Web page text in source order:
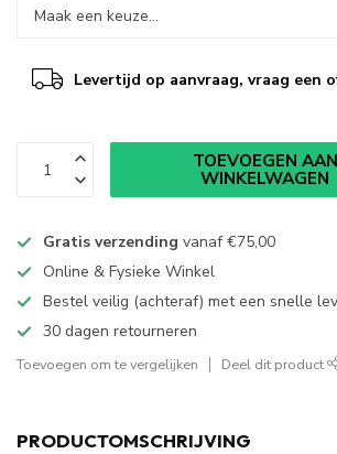
Levertijd op aanvraag, vraag een
TOEVOEGEN AAN
WINKELWAGEN
Gratis verzending vanaf€75,00
Online & Fysieke Winkel
Bestel veilig (achteraf) met een snelle
30 dagen retourneren
Toevoegen om te vergelijken Deel dit product
PRODUCTOMSCHRIJVING